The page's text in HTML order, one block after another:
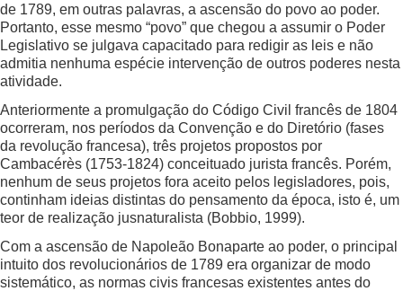
de 1789, em outras palavras, a ascensão do povo ao poder.
Portanto, esse mesmo “povo” que chegou a assumir o Poder
Legislativo se julgava capacitado para redigir as leis e não
admitia nenhuma espécie intervenção de outros poderes nesta
atividade.
Anteriormente a promulgação do Código Civil francês de 1804
ocorreram, nos períodos da Convenção e do Diretório (fases
da revolução francesa), três projetos propostos por
Cambacérès (1753-1824) conceituado jurista francês. Porém,
nenhum de seus projetos fora aceito pelos legisladores, pois,
continham ideias distintas do pensamento da época, isto é, um
teor de realização jusnaturalista (Bobbio, 1999).
Com a ascensão de Napoleão Bonaparte ao poder, o principal
intuito dos revolucionários de 1789 era organizar de modo
sistemático, as normas civis francesas existentes antes do